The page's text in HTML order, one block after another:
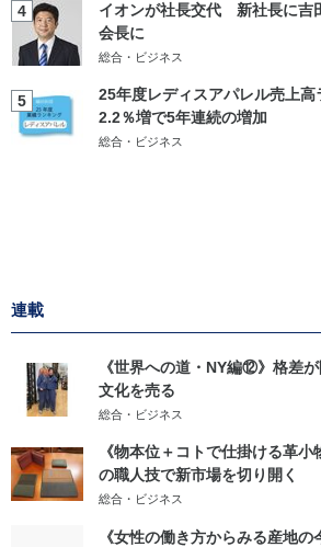
4
イオンが社長交代 新社長に
会長に
総合・ビジネス
5
25年度レディスアパレル売上
2.2％増で5年連続の増加
総合・ビジネス
連載
《世界への道・NY編⑫》格差
文化を売る
総合・ビジネス
《物本位＋コトで仕掛ける革
の職人技で新市場を切り開く
総合・ビジネス
《女性の働き方からみる産地